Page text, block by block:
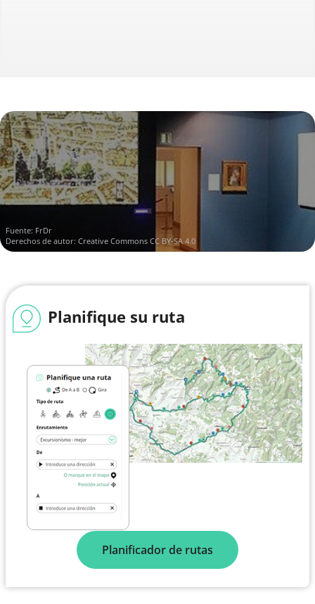
Fuente: FrDr
Derechos de autor: Creative Commons CC BY-SA 4.0
Planifique su ruta
Planificador de rutas